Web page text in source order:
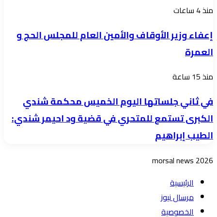
يصبح
أوسع
من
كواليس
رحلته
مع
نميري
الى
إعفاء
الأوقاف
والأمين
للمجلس
الحج
العمرة
منذ 4 ساعات
إعفاء وزير الأوقاف والأمين العام للمجلس الحج و
العمرة
في
جلساتها
اليوم
الخميس
شندي
الكبرى
تستمع
للمتحري
منذ 15 ساعة
في ثاني جلساتها اليوم الخميس محكمة شندي
الكبرى تستمع للمتحري في قضية ود احيمر شندي:
الطيب إبراهيم
morsal news 2026
الرئيسية
مرسال نيوز
الخصوصية